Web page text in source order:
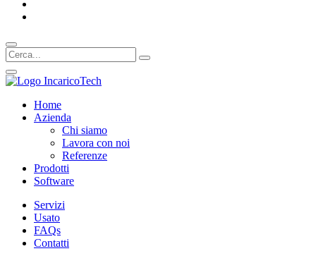
Home
Azienda
Chi siamo
Lavora con noi
Referenze
Prodotti
Software
Servizi
Usato
FAQs
Contatti